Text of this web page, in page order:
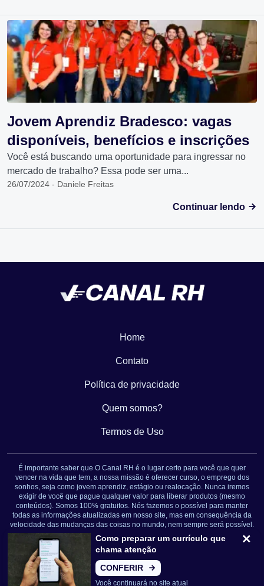
Como preparar um currículo que
chama atenção
CONFERIR
Você continuará no site atual
Jovem Aprendiz Bradesco: vagas
disponíveis, benefícios e inscrições
Você está buscando uma oportunidade para ingressar no
mercado de trabalho? Essa pode ser uma...
26/07/2024 - Daniele Freitas
Continuar lendo
Home
Contato
Política de privacidade
Quem somos?
Termos de Uso
É importante saber que O Canal RH é o lugar certo para você que quer
vencer na vida que tem, a nossa missão é oferecer curso, o emprego dos
sonhos, seja como jovem aprendiz, estágio ou realocação. Nunca iremos
exigir de você que pague qualquer valor para liberar produtos (mesmo
conteúdos). Somos 100% gratuitos. Nós fazemos o possível para manter
todas as informações atualizadas em nosso site, mas em consequência da
velocidade das mudanças das coisas no mundo, nem sempre será possível.
Novamente: Nunca solicitamos nenhuma informação pessoal ou qualquer
tipo de cobrança. Somos um portal de conteúdo jornalístico. Caso isso
aconteça, entre em contato conosco imediatamente.
CNPJ: 32.894.055/0001-89